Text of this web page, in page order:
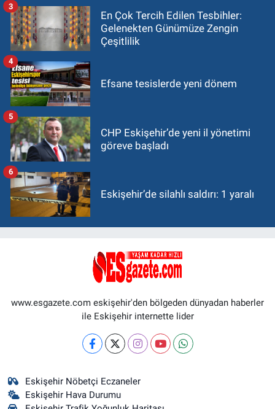
En Çok Tercih Edilen Tesbihler:
Gelenekten Günümüze Zengin
Çeşitlilik
3
Efsane tesislerde yeni dönem
4
CHP Eskişehir’de yeni il yönetimi
göreve başladı
5
Eskişehir’de silahlı saldırı: 1 yaralı
6
www.esgazete.com eskişehir'den bölgeden dünyadan haberler
ile Eskişehir internette lider
Eskişehir Nöbetçi Eczaneler
Eskişehir Hava Durumu